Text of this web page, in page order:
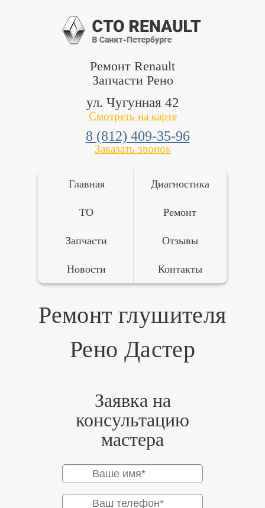
Ремонт Renault
Запчасти Рено
ул. Чугунная 42
Смотреть на карте
8 (812) 409-35-96
Заказать звонок
Главная
ТО
Диагностика
Ремонт
Запчасти Отзывы
Новости Контакты
Ремонт глушителя
Рено Дастер
Заявка на
консультацию
мастера